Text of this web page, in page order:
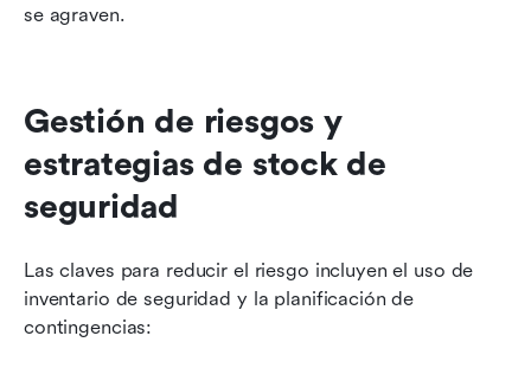
se agraven.
Gestión de riesgos y
estrategias de stock de
seguridad
Las claves para reducir el riesgo incluyen el uso de
inventario de seguridad y la planificación de
contingencias: